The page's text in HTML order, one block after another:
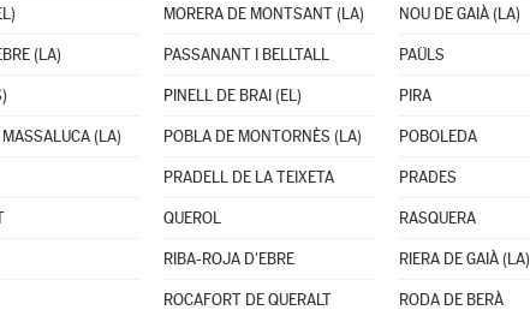
MORERA DE MONTSANT (LA) NOU DE GAIÀ (LA)
(LA) PASSANANT I BELLTALL PAÜLS
PINELL DE BRAI (EL) PIRA
(LA) POBLA DE MONTORNÈS (LA) POBOLEDA
PRADELL DE LA TEIXETA PRADES
QUEROL RASQUERA
RIBA-ROJA D'EBRE RIERA DE GAIÀ (LA)
ROCAFORT DE QUERALT RODA DE BERÀ